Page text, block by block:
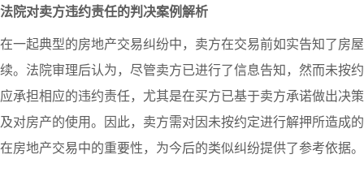
法院对卖方违约责任的判决案例解析
在一起典型的房地产交易纠纷中，卖方在交易前如实告知了房
续。法院审理后认为，尽管卖方已进行了信息告知，然而未按
应承担相应的违约责任，尤其是在买方已基于卖方承诺做出决
及对房产的使用。因此，卖方需对因未按约定进行解押所造成
在房地产交易中的重要性，为今后的类似纠纷提供了参考依据。